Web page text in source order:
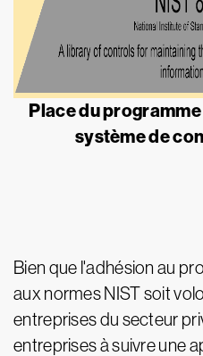
Place du
système de
Bien que l'adhésion au
aux normes NIST soit
entreprises du secteur
entreprises à suivre une